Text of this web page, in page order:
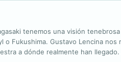
tenemos una visión
o Fukushima. Gustavo Lencina
a dónde realmente han